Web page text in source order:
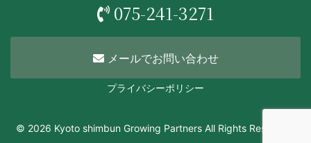
075-241-3271
メールでお問い合わせ
プライバシーポリシー
© 2026 Kyoto shimbun Growing Partners All Rights Reserved.